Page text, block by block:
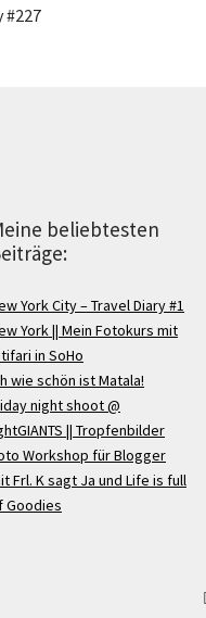
#227
beliebtesten
York City – Travel Diary #1
York || Mein Fotokurs mit
in SoHo
wie schön ist Matala!
night shoot @
|| Tropfenbilder
Workshop für Blogger
Frl. K sagt Ja und Life is full
Goodies